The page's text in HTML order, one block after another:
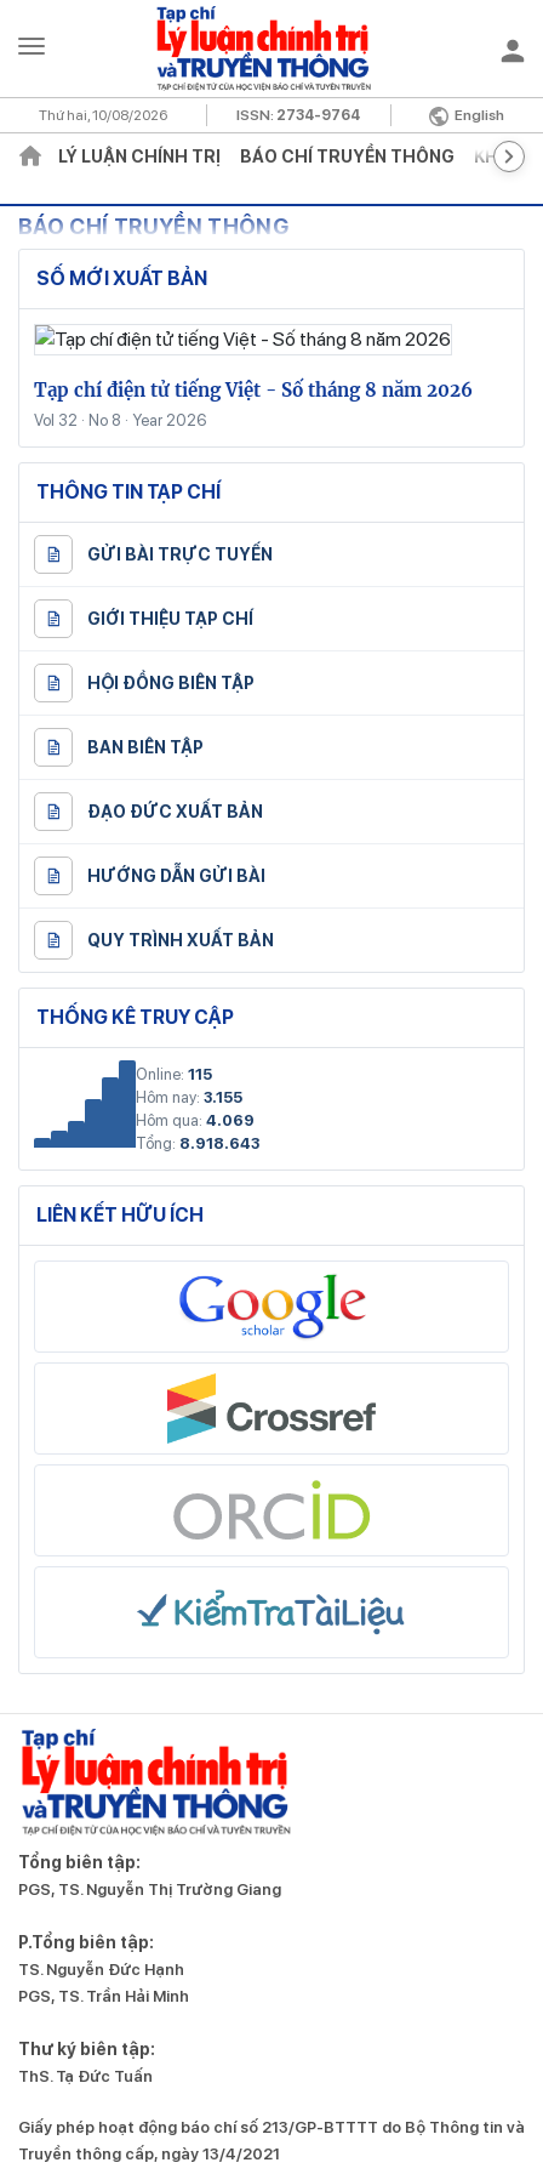
Thứ hai, 10/08/2026 ISSN: 2734-9764 English
LÝ LUẬN CHÍNH TRỊ BÁO CHÍ TRUYỀN THÔNG KHOA
BÁO CHÍ TRUYỀN THÔNG
SỐ MỚI XUẤT BẢN
Tạp chí điện tử tiếng Việt - Số tháng 8 năm 2026
Vol 32 · No 8 · Year 2026
THÔNG TIN TẠP CHÍ
GỬI BÀI TRỰC TUYẾN
GIỚI THIỆU TẠP CHÍ
HỘI ĐỒNG BIÊN TẬP
BAN BIÊN TẬP
ĐẠO ĐỨC XUẤT BẢN
HƯỚNG DẪN GỬI BÀI
QUY TRÌNH XUẤT BẢN
THỐNG KÊ TRUY CẬP
Online: 115
Hôm nay: 3.155
Hôm qua: 4.069
Tổng: 8.918.643
LIÊN KẾT HỮU ÍCH
Tổng biên tập:
PGS, TS. Nguyễn Thị Trường Giang
P.Tổng biên tập:
TS. Nguyễn Đức Hạnh
PGS, TS. Trần Hải Minh
Thư ký biên tập:
ThS. Tạ Đức Tuấn
Giấy phép hoạt động báo chí số 213/GP-BTTTT do Bộ Thông tin và
Truyền thông cấp, ngày 13/4/2021